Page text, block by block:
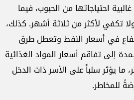
احتياجاتها من الحبوب، فيما
تكفي لأكثر من ثلاثة أشهر. كذلك،
في أسعار النفط وتعطل طرق
إلى تفاقم أسعار المواد الغذائية
ما يؤثر سلباً على الأسر ذات الدخل
للمخاطر.